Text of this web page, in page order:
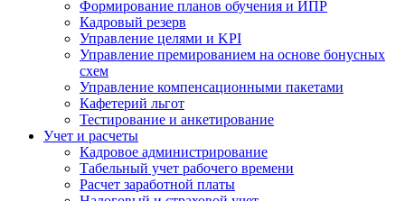
Формирование планов обучения и ИПР
Кадровый резерв
Управление целями и KPI
Управление премированием на основе бонусных
схем
Управление компенсационными пакетами
Кафетерий льгот
Тестирование и анкетирование
Учет и расчеты
Кадровое администрирование
Табельный учет рабочего времени
Расчет заработной платы